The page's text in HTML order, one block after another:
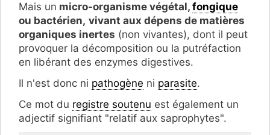
Mais un micro-organisme végétal, fongique
ou bactérien, vivant aux dépens de matières
organiques inertes (non vivantes), dont il peut
provoquer la décomposition ou la putréfaction
en libérant des enzymes digestives.
Il n'est donc ni pathogène ni parasite.
Ce mot du registre soutenu est également un
adjectif signifiant "relatif aux saprophytes".